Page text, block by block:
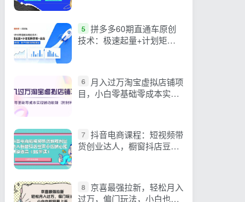
5 拼多多60期直通车原创
技术：极速起量+计划矩阵
6
月入过万淘宝虚拟店铺项
目，小白零基础零成本实现
7 抖音电商课程：短视频带
货创业达人，橱窗抖店豆荚
8
京喜最强拉新，轻松月入
过万，偏门玩法，小白也能